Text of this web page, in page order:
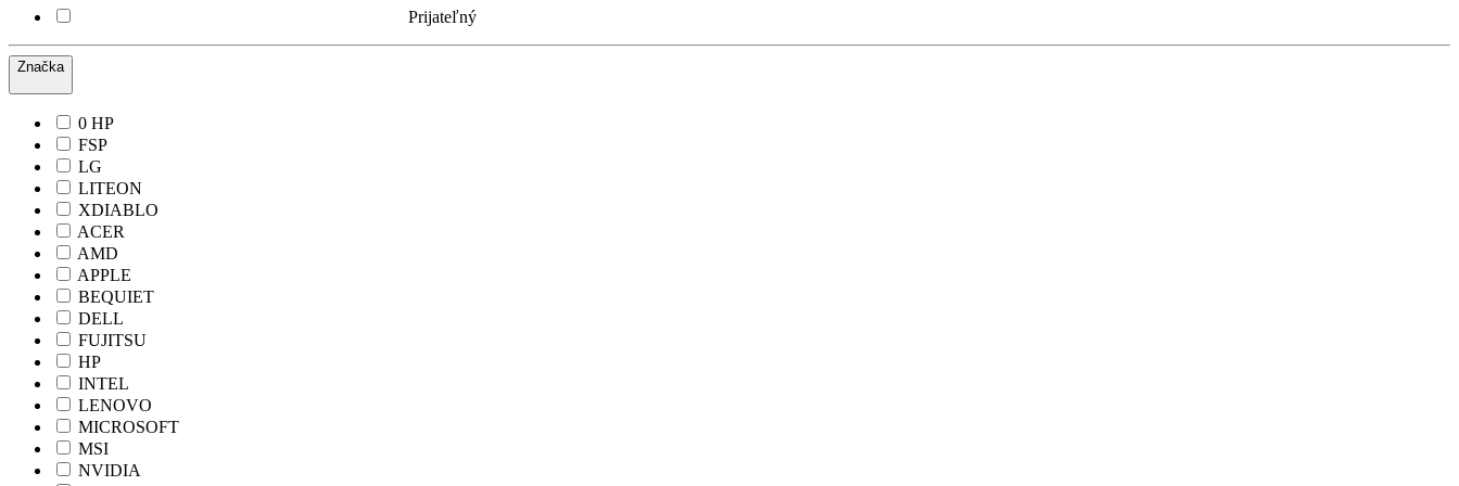
Prijateľný
Značka
0 HP
FSP
LG
LITEON
XDIABLO
ACER
AMD
APPLE
BEQUIET
DELL
FUJITSU
HP
INTEL
LENOVO
MICROSOFT
MSI
NVIDIA